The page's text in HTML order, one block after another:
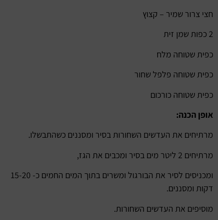
חצי צרור שמיר – קצוץ
2 כפות שמן זית
כפית שטוחה מלח
כפית שטוחה פלפל שחור
כפית שטוחה כורכום
אופן הכנה:
מרתיחים את העדשים השחורות בסיר ומסננים כשהתבשלו.
מרתיחים 2 ליטר מים בסיר ומכבים את הגז,
ומכניסים לסיר את הבורגול ומשרים בתוך המים החמים כ- 15-20
דקות ומסננים.
מוסיפים את העדשים השחורות.